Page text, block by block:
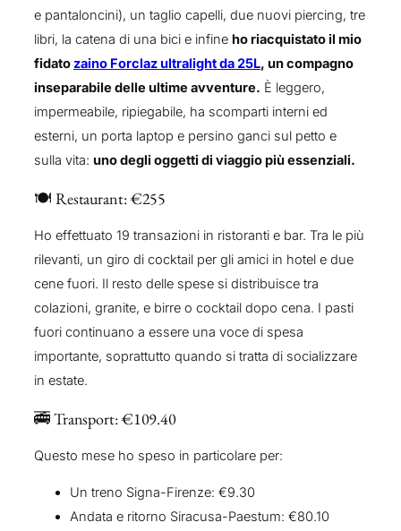
e pantaloncini), un taglio capelli, due nuovi piercing, tre
libri, la catena di una bici e infine ho riacquistato il mio
fidatozaino Forclaz ultralight da 25L, un compagno
inseparabile delle ultime avventure. È leggero,
impermeabile, ripiegabile, ha scomparti interni ed
esterni, un porta laptop e persino ganci sul petto e
sulla vita: uno degli oggetti di viaggio più essenziali.
🍽️ Restaurant: €255
Ho effettuato 19 transazioni in ristoranti e bar. Tra le più
rilevanti, un giro di cocktail per gli amici in hotel e due
cene fuori. Il resto delle spese si distribuisce tra
colazioni, granite, e birre o cocktail dopo cena. I pasti
fuori continuano a essere una voce di spesa
importante, soprattutto quando si tratta di socializzare
in estate.
🚎 Transport: €109.40
Questo mese ho speso in particolare per:
Un treno Signa-Firenze: €9.30
Andata e ritorno Siracusa-Paestum: €80.10